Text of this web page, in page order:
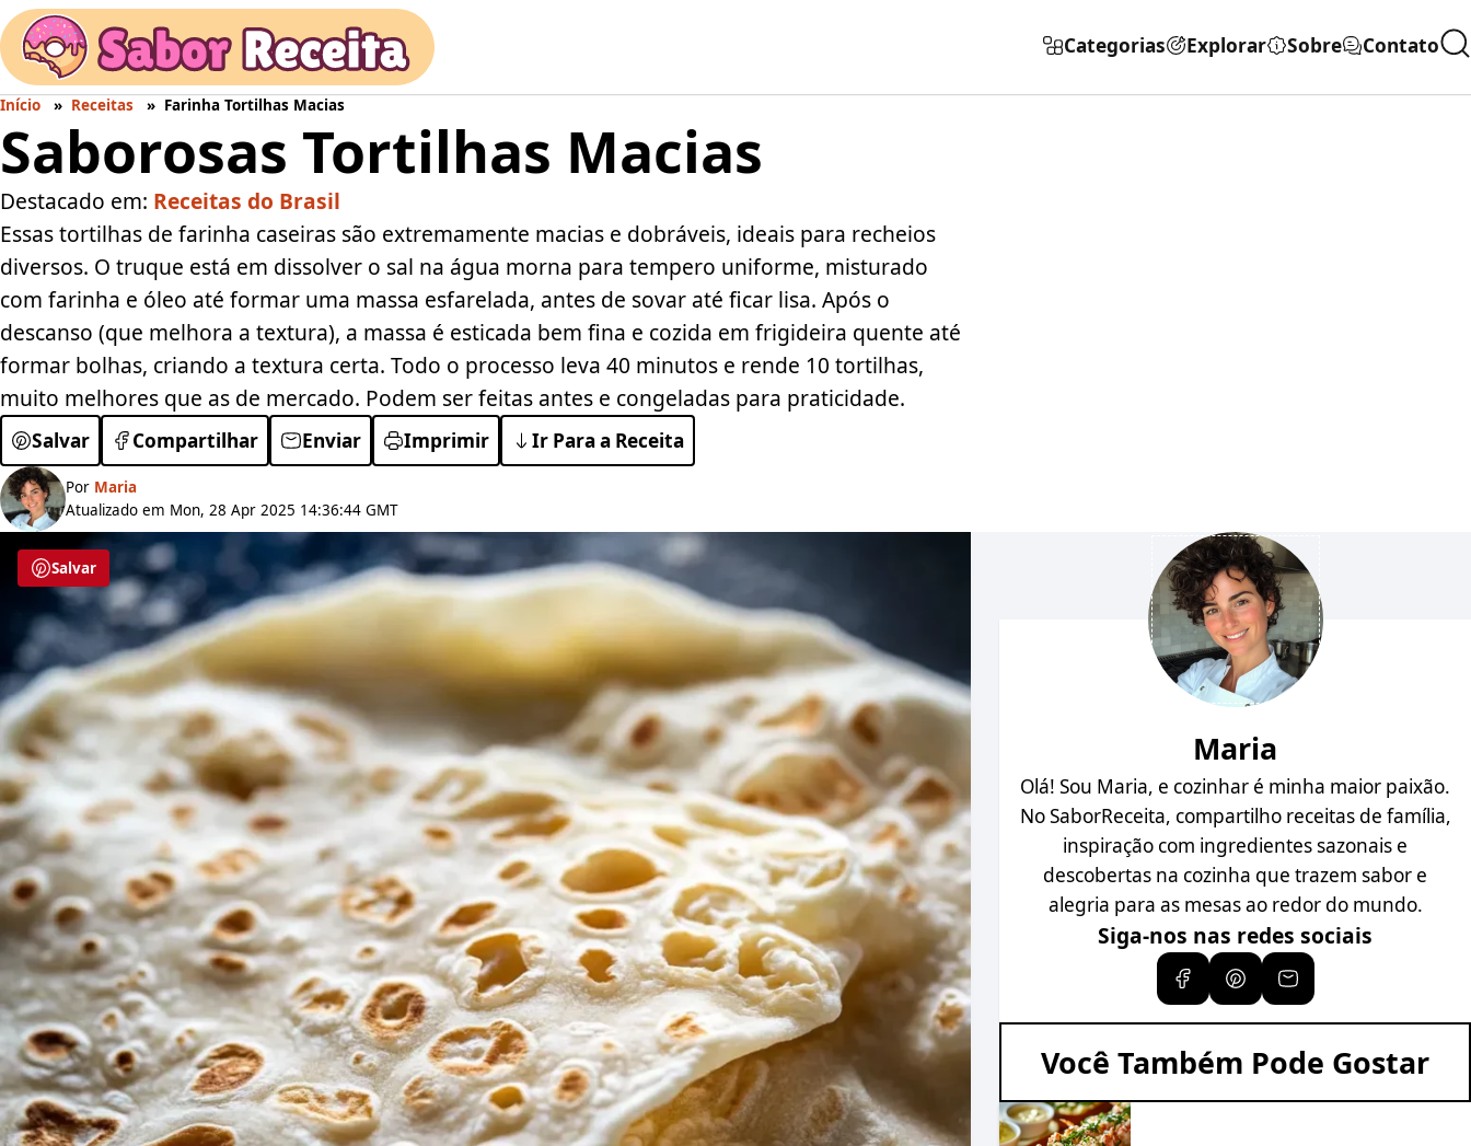
Categorias Explorar Sobre Contato
Início Receitas Farinha Tortilhas Macias
Saborosas Tortilhas Macias
Destacado em: Receitas do Brasil
Essas tortilhas de farinha caseiras são extremamente macias e dobráveis, ideais para recheios
diversos. O truque está em dissolver o sal na água morna para tempero uniforme, misturado
com farinha e óleo até formar uma massa esfarelada, antes de sovar até ficar lisa. Após o
descanso (que melhora a textura), a massa é esticada bem fina e cozida em frigideira quente até
formar bolhas, criando a textura certa. Todo o processo leva 40 minutos e rende 10 tortilhas,
muito melhores que as de mercado. Podem ser feitas antes e congeladas para praticidade.
Salvar Compartilhar Enviar Imprimir Ir Para a Receita
Por Maria
Atualizado em Mon, 28 Apr 2025 14:36:44 GMT
Salvar
Maria
Olá! Sou Maria, e cozinhar é minha maior paixão.
No SaborReceita, compartilho receitas de família,
inspiração com ingredientes sazonais e
descobertas na cozinha que trazem sabor e
alegria para as mesas ao redor do mundo.
Siga-nos nas redes sociais
Você Também Pode Gostar